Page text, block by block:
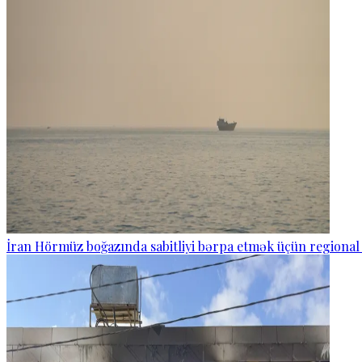
İran Hörmüz boğazında sabitliyi bərpa etmək üçün regional